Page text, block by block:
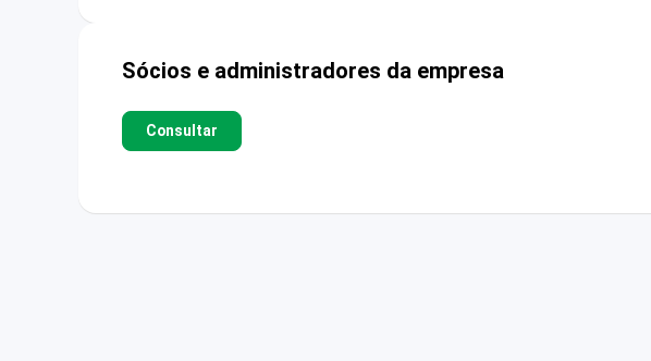
Sócios e administradores da empresa
Consultar